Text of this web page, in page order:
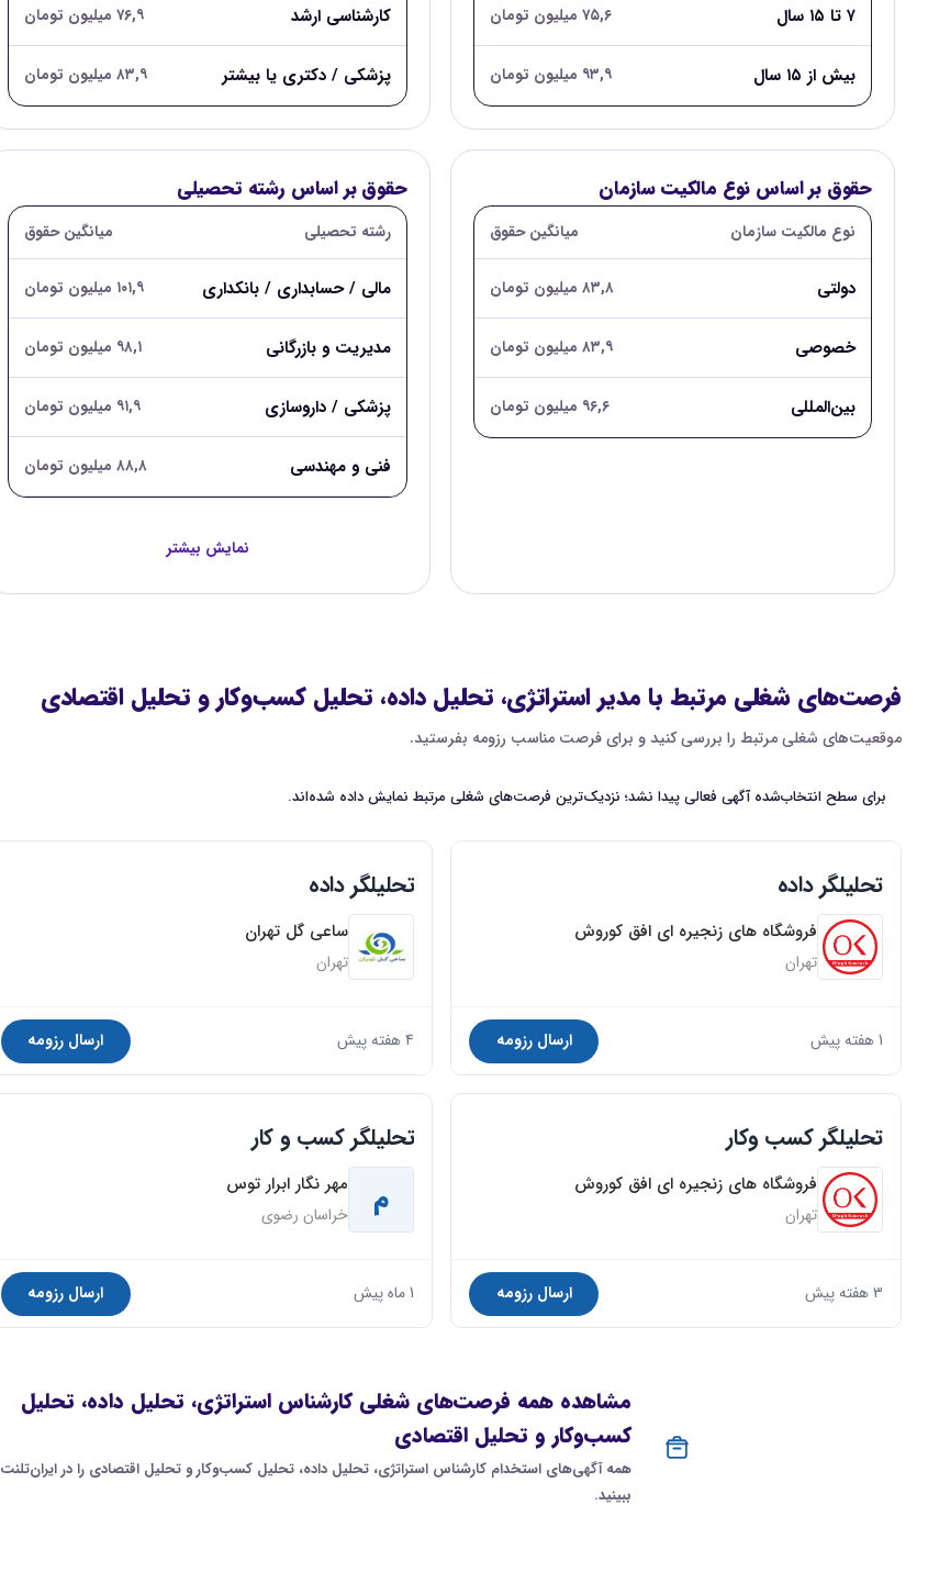
۷ تا ۱۵ سال ۷۵,۶ میلیون تومان
بیش از ۱۵ سال ۹۳,۹ میلیون تومان
کارشناسی ارشد ۷۶,۹ میلیون تومان
پزشکی / دکتری یا بیشتر ۸۳,۹ میلیون تومان
حقوق بر اساس نوع مالکیت سازمان
نوع مالکیت سازمان میانگین حقوق
دولتی ۸۳,۸ میلیون تومان
خصوصی ۸۳,۹ میلیون تومان
بین‌المللی ۹۶,۶ میلیون تومان
حقوق بر اساس رشته تحصیلی
رشته تحصیلی میانگین حقوق
مالی / حسابداری / بانکداری ۱۰۱,۹ میلیون تومان
مدیریت و بازرگانی ۹۸,۱ میلیون تومان
پزشکی / داروسازی ۹۱,۹ میلیون تومان
فنی و مهندسی ۸۸,۸ میلیون تومان
نمایش بیشتر
فرصت‌های شغلی مرتبط با مدیر استراتژی، تحلیل داده، تحلیل کسب‌وکار و تحلیل اقتصادی
موقعیت‌های شغلی مرتبط را بررسی کنید و برای فرصت مناسب رزومه بفرستید.
برای سطح انتخاب‌شده آگهی فعالی پیدا نشد؛ نزدیک‌ترین فرصت‌های شغلی مرتبط نمایش داده شده‌اند.
تحلیلگر داده
فروشگاه های زنجیره ای افق کوروش
تهران
1 هفته پیش ارسال رزومه
تحلیلگر داده
ساعی گل تهران
تهران
4 هفته پیش ارسال رزومه
تحلیلگر کسب وکار
فروشگاه های زنجیره ای افق کوروش
تهران
3 هفته پیش ارسال رزومه
تحلیلگر کسب‌ و کار
م مهر نگار ابرار توس
خراسان رضوی
1 ماه پیش ارسال رزومه
مشاهده همه فرصت‌های شغلی کارشناس استراتژی، تحلیل داده، تحلیل
کسب‌وکار و تحلیل اقتصادی
همه آگهی‌های استخدام کارشناس استراتژی، تحلیل داده، تحلیل کسب‌وکار و تحلیل اقتصادی را در ایران‌تلنت
ببینید.